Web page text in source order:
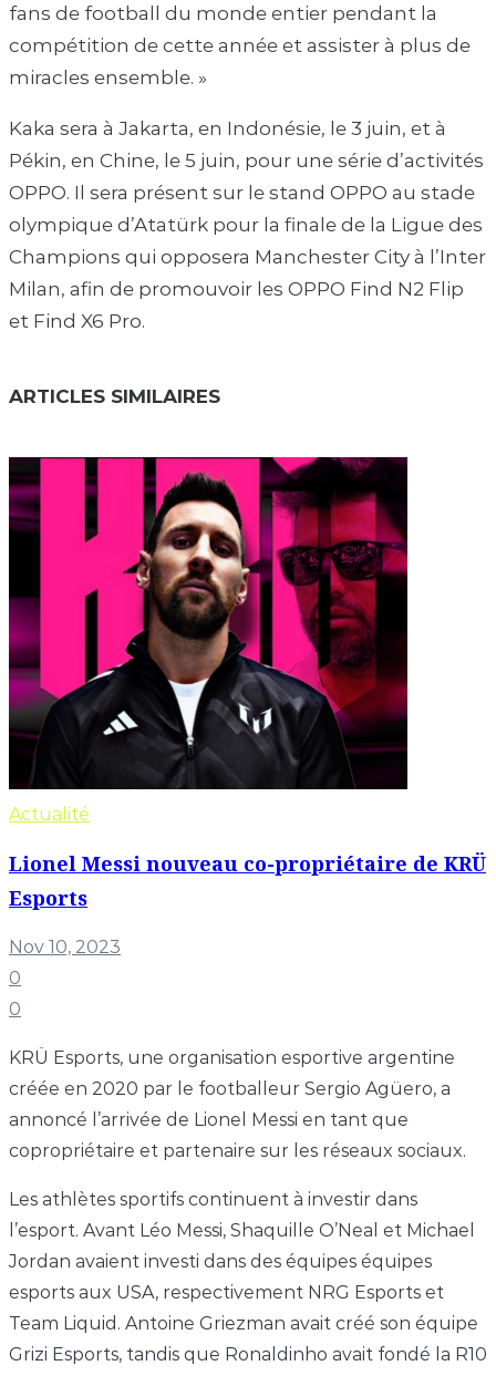
fans de football du monde entier pendant la
compétition de cette année et assister à plus de
miracles ensemble. »
Kaka sera à Jakarta, en Indonésie, le 3 juin, et à
Pékin, en Chine, le 5 juin, pour une série d’activités
OPPO. Il sera présent sur le stand OPPO au stade
olympique d’Atatürk pour la finale de la Ligue des
Champions qui opposera Manchester City à l’Inter
Milan, afin de promouvoir les OPPO Find N2 Flip
et Find X6 Pro.
ARTICLES SIMILAIRES
Actualité
Lionel Messi nouveau co-propriétaire de KRÜ
Esports
Nov 10, 2023
0
0
KRÜ Esports, une organisation esportive argentine
créée en 2020 par le footballeur Sergio Agüero, a
annoncé l’arrivée de Lionel Messi en tant que
copropriétaire et partenaire sur les réseaux sociaux.
Les athlètes sportifs continuent à investir dans
l’esport. Avant Léo Messi, Shaquille O’Neal et Michael
Jordan avaient investi dans des équipes équipes
esports aux USA, respectivement NRG Esports et
Team Liquid. Antoine Griezman avait créé son équipe
Grizi Esports, tandis que Ronaldinho avait fondé la R10